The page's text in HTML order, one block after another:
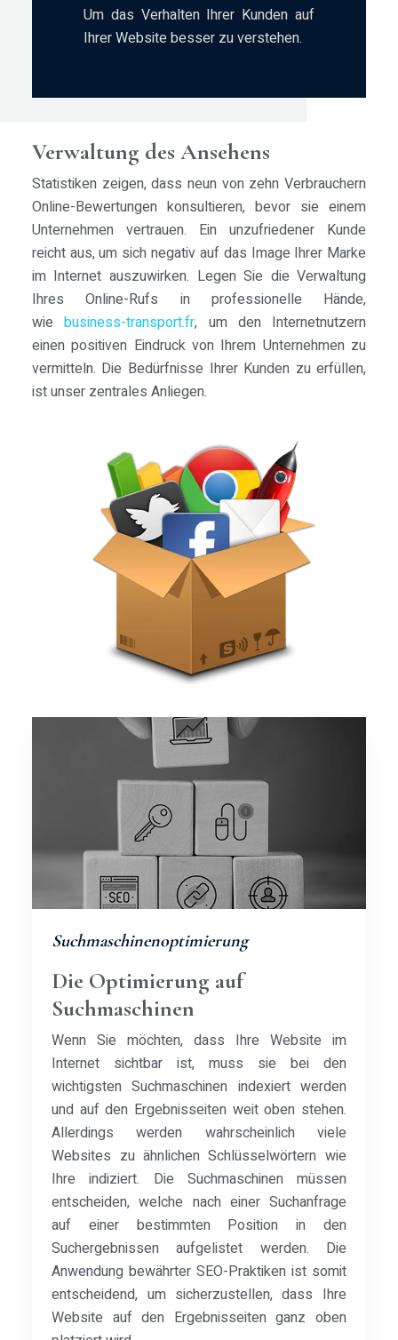
Um das Verhalten Ihrer Kunden auf
Ihrer Website besser zu verstehen.
Verwaltung des Ansehens
Statistiken zeigen, dass neun von zehn Verbrauchern
Online-Bewertungen konsultieren, bevor sie einem
Unternehmen vertrauen. Ein unzufriedener Kunde
reicht aus, um sich negativ auf das Image Ihrer Marke
im Internet auszuwirken. Legen Sie die Verwaltung
Ihres Online-Rufs in professionelle Hände,
wiebusiness-transport.fr, um den Internetnutzern
einen positiven Eindruck von Ihrem Unternehmen zu
vermitteln. Die Bedürfnisse Ihrer Kunden zu erfüllen,
ist unser zentrales Anliegen.
Suchmaschinenoptimierung
Die Optimierung auf
Suchmaschinen
Wenn Sie möchten, dass Ihre Website im
Internet sichtbar ist, muss sie bei den
wichtigsten Suchmaschinen indexiert werden
und auf den Ergebnisseiten weit oben stehen.
Allerdings werden wahrscheinlich viele
Websites zu ähnlichen Schlüsselwörtern wie
Ihre indiziert. Die Suchmaschinen müssen
entscheiden, welche nach einer Suchanfrage
auf einer bestimmten Position in den
Suchergebnissen aufgelistet werden. Die
Anwendung bewährter SEO-Praktiken ist somit
entscheidend, um sicherzustellen, dass Ihre
Website auf den Ergebnisseiten ganz oben